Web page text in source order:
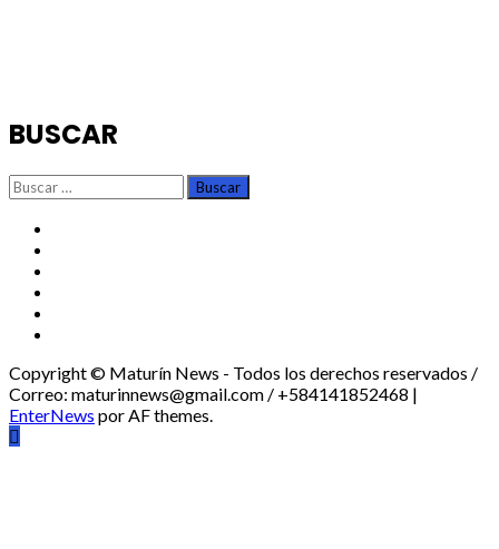
BUSCAR
Buscar:
Copyright © Maturín News - Todos los derechos reservados /
Correo: maturinnews@gmail.com / +584141852468 |
EnterNews por AF themes.